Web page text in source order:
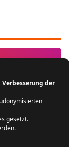
Verbesserung der
gesetzt.